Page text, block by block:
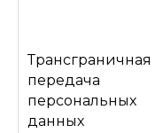
Трансграничная
передача
персональных
данных